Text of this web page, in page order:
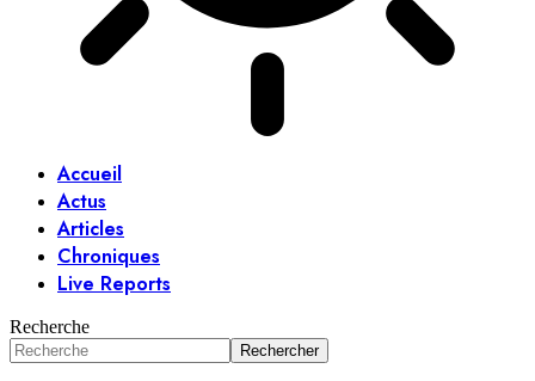
Accueil
Actus
Articles
Chroniques
Live Reports
Recherche